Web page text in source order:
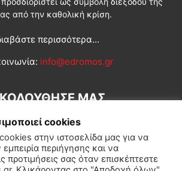
από την καθολική κρίση.
περισσότερα...
info@edromos.gr
ΜΑΣ
cookies
στην ιστοσελίδα μας για να
περιήγησης και να
προτιμήσεις σας όταν επισκέπτεστε